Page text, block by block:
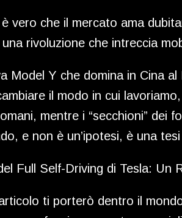
vero che il mercato ama
rivoluzione che intreccia
Model Y che domina in Cina
il modo in cui
mentre i “secchioni”
e non è un’ipotesi, è una
Full Self-Driving di Tesla: Un
ti porterò dentro il